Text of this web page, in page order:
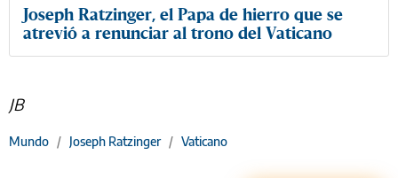
Joseph Ratzinger, el Papa de hierro que se
atrevió a renunciar al trono del Vaticano
JB
Mundo / Joseph Ratzinger / Vaticano